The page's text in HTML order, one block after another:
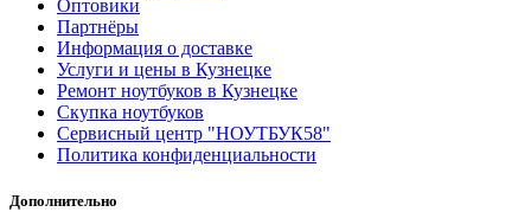
Оптовики
Партнёры
Информация о доставке
Услуги и цены в Кузнецке
Ремонт ноутбуков в Кузнецке
Скупка ноутбуков
Сервисный центр "НОУТБУК58"
Политика конфиденциальности
Дополнительно